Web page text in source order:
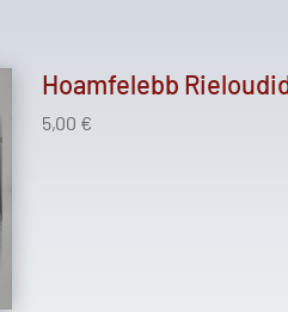
Hoamfelebb
5,00 €